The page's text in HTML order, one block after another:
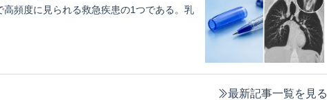
頻度に見られる救急疾患の1つである。乳
最新記事一覧を見る